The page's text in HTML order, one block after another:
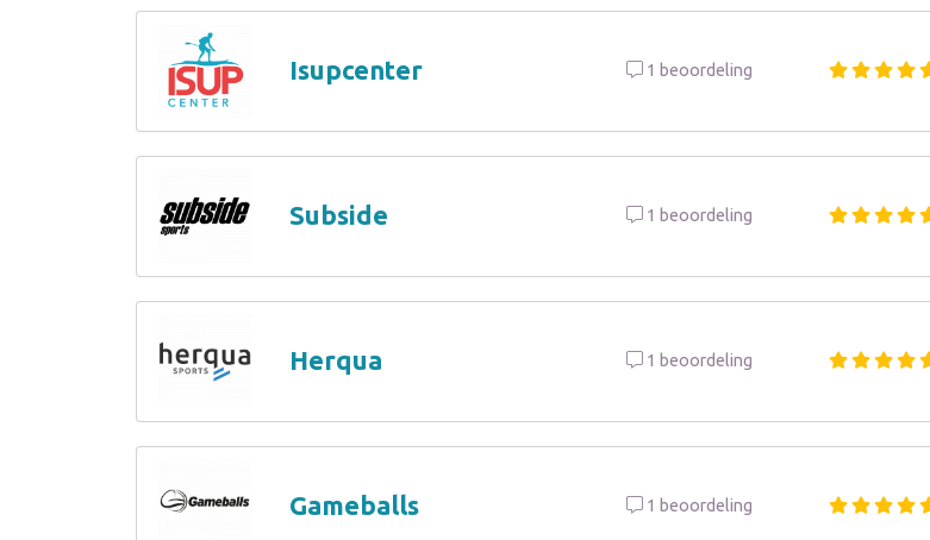
Isupcenter 1 beoordeling
Subside 1 beoordeling
Herqua 1 beoordeling
Gameballs 1 beoordeling